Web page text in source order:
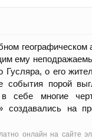
географическом
ему
Гусляра, о его
порой
в себе многие
создавались на
онлайн на сайте